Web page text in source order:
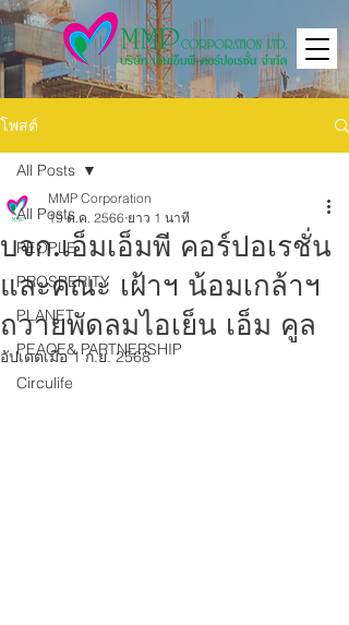
โพสต์
All Posts
PEOPLE
PROSPERITY
PLANET
PEACE& PARTNERSHIP
Circulife
All Posts
บจก.เอ็มเอ็มพี คอร์ปอเรชั่น
และคณะ เฝ้าฯ น้อมเกล้าฯ
ถวายพัดลมไอเย็น เอ็ม คูล
MMP Corporation
19 ต.ค. 2566 ยาว 1 นาที
อัปเดตเมื่อ1 ก.ย. 2568